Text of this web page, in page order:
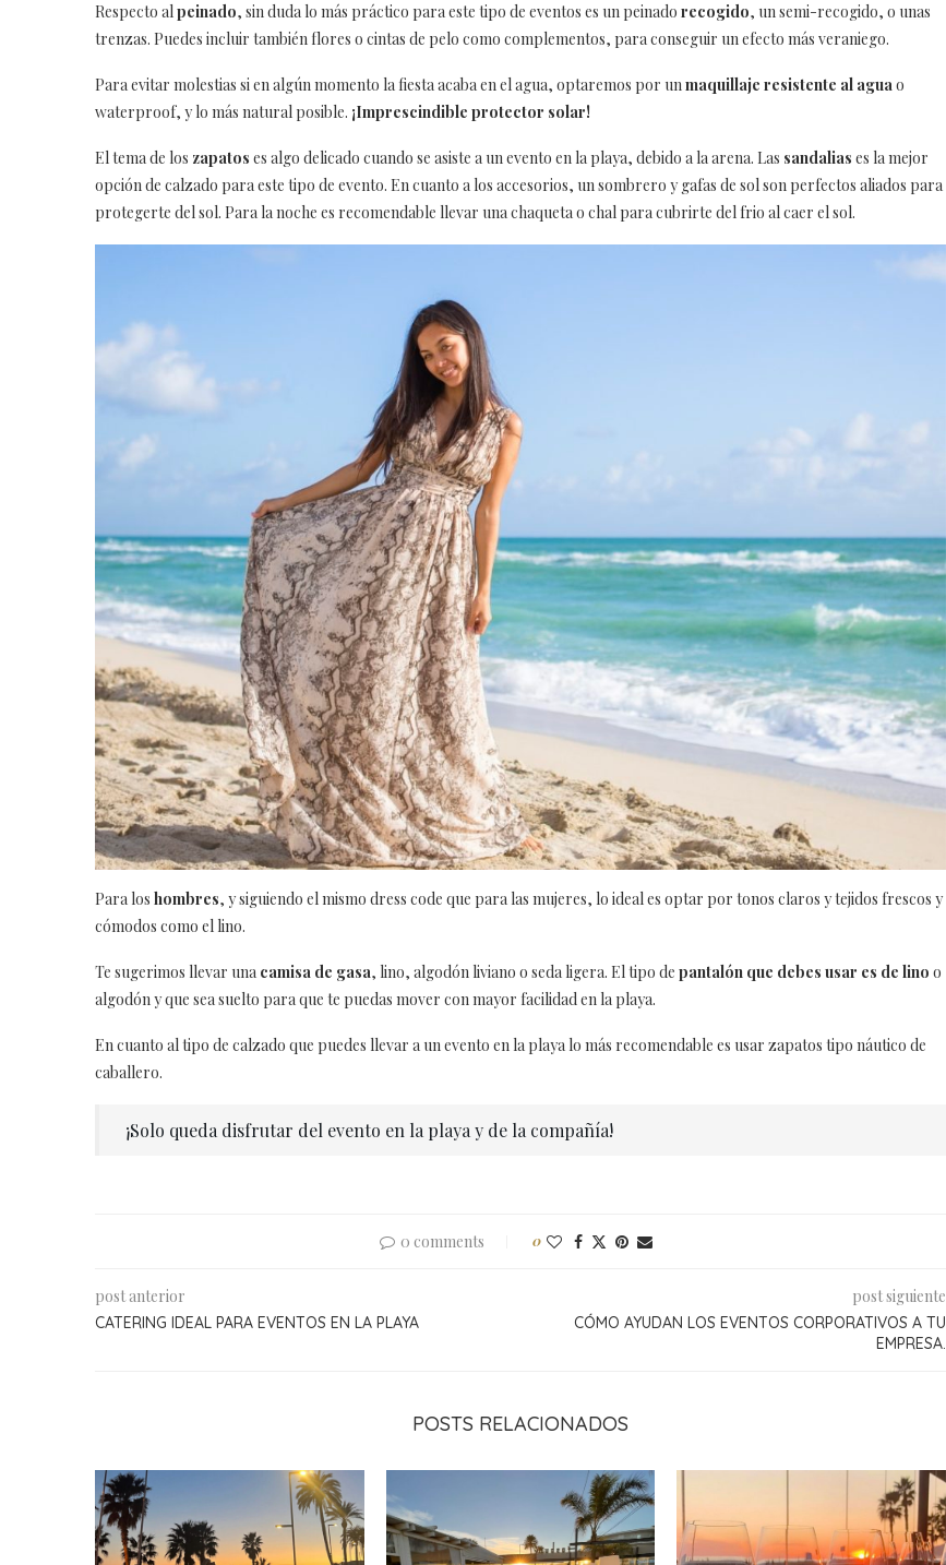
Respecto alpeinado, sin duda lo más práctico para este tipo de eventos es un peinado recogido, un semi-recogido, o unas
trenzas. Puedes incluir también flores o cintas de pelo como complementos, para conseguir un efecto más veraniego.
Para evitar molestias si en algún momento la fiesta acaba en el agua, optaremos por unmaquillaje resistente al aguao
waterproof, y lo más natural posible. ¡Imprescindible protector solar!
El tema de los zapatos es algo delicado cuando se asiste a un evento en la playa, debido a la arena. Las sandalias es la mejor
opción de calzado para este tipo de evento. En cuanto a los accesorios, un sombrero y gafas de sol son perfectos aliados para
protegerte del sol. Para la noche es recomendable llevar una chaqueta o chal para cubrirte del frio al caer el sol.
Para los hombres, y siguiendo el mismo dress code que para las mujeres, lo ideal es optar por tonos claros y tejidos frescos y
cómodos como el lino.
Te sugerimos llevar una camisa de gasa, lino, algodón liviano o seda ligera. El tipo de pantalón que debes usar es de lino o
algodón y que sea suelto para que te puedas mover con mayor facilidad en la playa.
En cuanto al tipo de calzado que puedes llevar a un evento en la playa lo más recomendable es usar zapatos tipo náutico de
caballero.
¡Solo queda disfrutar del evento en la playa y de la compañía!
0 comments 0
post anterior
CATERING IDEAL PARA EVENTOS EN LA PLAYA
post siguiente
CÓMO AYUDAN LOS EVENTOS CORPORATIVOS A TU
EMPRESA.
POSTS RELACIONADOS